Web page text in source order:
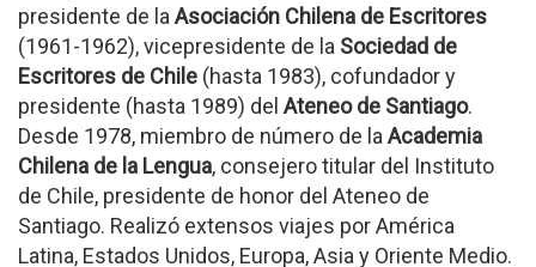
presidente de la Asociación Chilena de Escritores
(1961-1962), vicepresidente de la Sociedad de
Escritores de Chile (hasta 1983), cofundador y
presidente (hasta 1989) del Ateneo de Santiago.
Desde 1978, miembro de número de la Academia
Chilena de la Lengua, consejero titular del Instituto
de Chile, presidente de honor del Ateneo de
Santiago. Realizó extensos viajes por América
Latina, Estados Unidos, Europa, Asia y Oriente Medio.